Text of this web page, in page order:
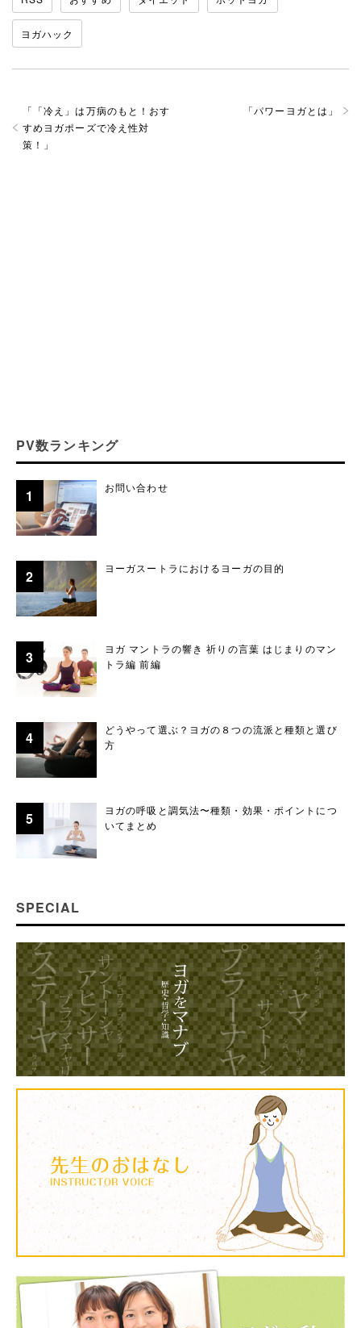
ヨガハック
「パワーヨガとは 」
「 「冷え」は万病のもと！おす
すめヨガポーズで冷え性対
策！ 」
PV数ランキング
お問い合わせ
ヨーガスートラにおけるヨーガの目的
ヨガ マントラの響き 祈りの言葉 はじまりのマン
トラ編 前編
どうやって選ぶ？ヨガの８つの流派と種類と選び
方
ヨガの呼吸と調気法〜種類・効果・ポイントにつ
いてまとめ
SPECIAL